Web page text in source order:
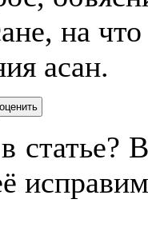
на
асан.
оценить
статье?